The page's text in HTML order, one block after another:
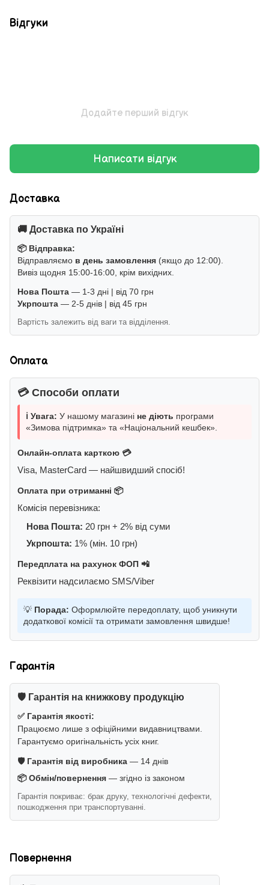
Відгуки
Додайте перший відгук
Написати відгук
Доставка
🚚 Доставка по Україні
📦 Відправка:
Відправляємо в день замовлення (якщо до 12:00).
Вивіз щодня 15:00-16:00, крім вихідних.
Нова Пошта — 1-3 дні | від 70 грн
Укрпошта — 2-5 днів | від 45 грн
Вартість залежить від ваги та відділення.
Оплата
💳 Способи оплати
ℹ️ Увага: У нашому магазині не діють програми
«Зимова підтримка» та «Національний кешбек».
Онлайн-оплата карткою 💳
Visa, MasterCard — найшвидший спосіб!
Оплата при отриманні 📦
Комісія перевізника:
Нова Пошта: 20 грн + 2% від суми
Укрпошта: 1% (мін. 10 грн)
Передплата на рахунок ФОП 📲
Реквізити надсилаємо SMS/Viber
💡 Порада: Оформлюйте передоплату, щоб уникнути
додаткової комісії та отримати замовлення швидше!
Гарантія
🛡️ Гарантія на книжкову продукцію
✅ Гарантія якості:
Працюємо лише з офіційними видавництвами.
Гарантуємо оригінальність усіх книг.
🛡️ Гарантія від виробника — 14 днів
📦 Обмін/повернення — згідно із законом
Гарантія покриває: брак друку, технологічні дефекти,
пошкодження при транспортуванні.
Повернення